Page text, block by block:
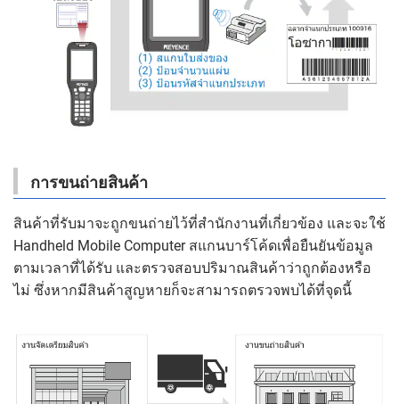
การขนถ่ายสินค้า
สินค้าที่รับมาจะถูกขนถ่ายไว้ที่สำนักงานที่เกี่ยวข้อง และจะใช้
Handheld Mobile Computer สแกนบาร์โค้ดเพื่อยืนยันข้อมูล
ตามเวลาที่ได้รับ และตรวจสอบปริมาณสินค้าว่าถูกต้องหรือ
ไม่ ซึ่งหากมีสินค้าสูญหายก็จะสามารถตรวจพบได้ที่จุดนี้